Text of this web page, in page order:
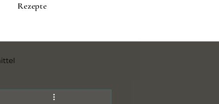
Rezepte
Hundeleckerli